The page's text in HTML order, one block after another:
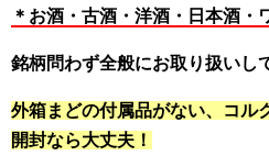
＊お酒・古酒・洋酒・日本酒・
銘柄問わず全般にお取り扱いし
外箱まどの付属品がない、コル
開封なら大丈夫！